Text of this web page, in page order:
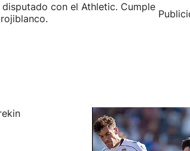
con el Athletic. Cumple